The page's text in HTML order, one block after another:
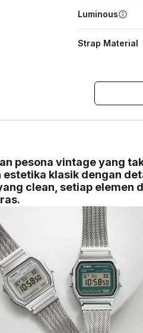
Luminous
Strap Material
pesona vintage yang
estetika klasik dengan
clean, setiap elemen